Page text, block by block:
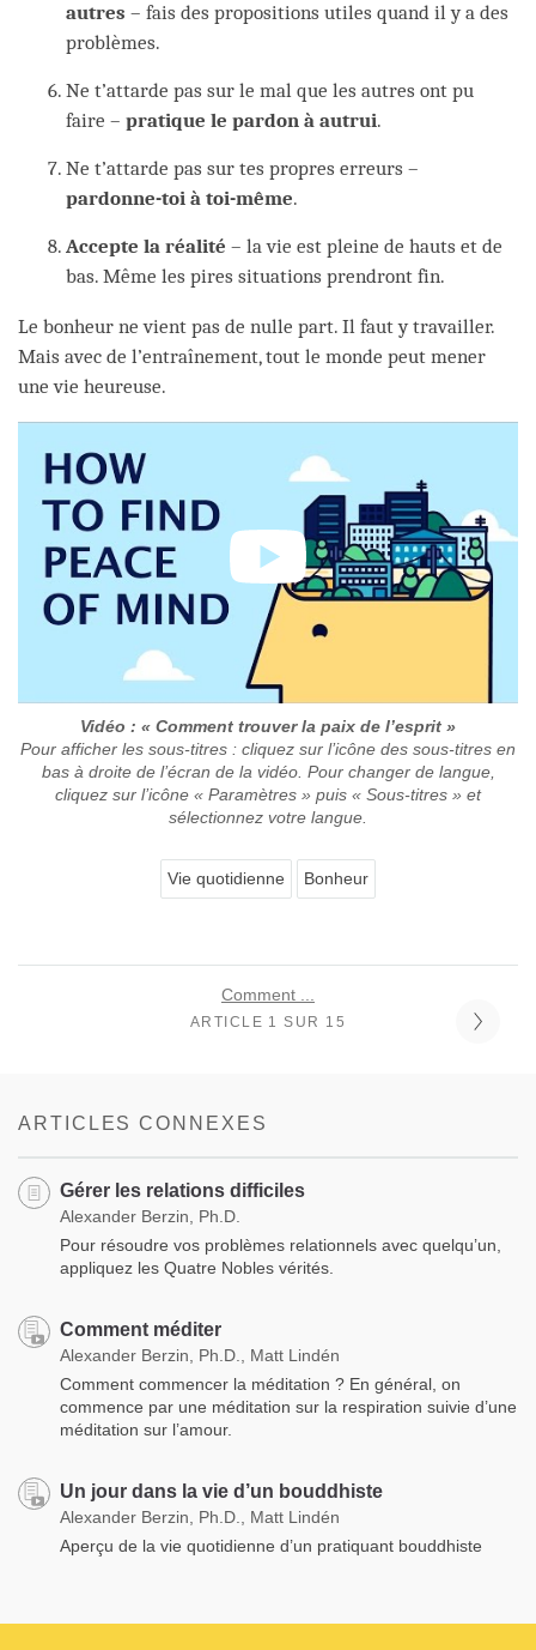
autres – fais des propositions utiles quand il y a des
problèmes.
Ne t’attarde pas sur le mal que les autres ont pu
faire –pratique le pardon à autrui.
Ne t’attarde pas sur tes propres erreurs –
pardonne-toi à toi-même.
Accepte la réalité – la vie est pleine de hauts et de
bas. Même les pires situations prendront fin.
Le bonheur ne vient pas de nulle part. Il faut y travailler.
Mais avec de l’entraînement, tout le monde peut mener
une vie heureuse.
Vidéo : « Comment trouver la paix de l’esprit »
Pour afficher les sous-titres : cliquez sur l’icône des sous-titres en
bas à droite de l’écran de la vidéo. Pour changer de langue,
cliquez sur l’icône « Paramètres » puis « Sous-titres » et
sélectionnez votre langue.
Vie quotidienne Bonheur
Comment ...
ARTICLE 1 SUR 15
ARTICLES CONNEXES
Gérer les relations difficiles
Alexander Berzin, Ph.D.
Pour résoudre vos problèmes relationnels avec quelqu’un,
appliquez les Quatre Nobles vérités.
Comment méditer
Alexander Berzin, Ph.D., Matt Lindén
Comment commencer la méditation ? En général, on
commence par une méditation sur la respiration suivie d’une
méditation sur l’amour.
Un jour dans la vie d’un bouddhiste
Alexander Berzin, Ph.D., Matt Lindén
Aperçu de la vie quotidienne d’un pratiquant bouddhiste